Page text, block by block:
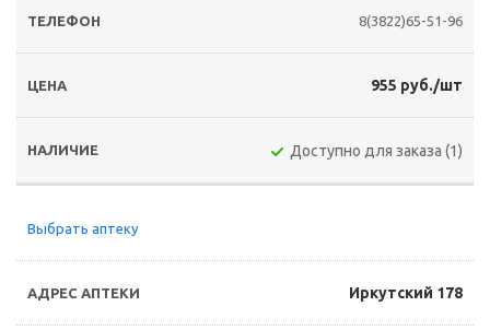
8(3822)65-51-96
955 руб./шт
Доступно для заказа (1)
Выбрать аптеку
Иркутский 178